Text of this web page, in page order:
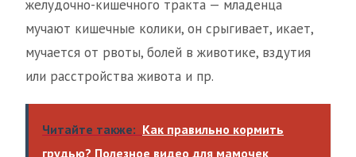
желудочно-кишечного тракта — младенца
мучают кишечные колики, он срыгивает, икает,
мучается от рвоты, болей в животике, вздутия
или расстройства живота и пр.
Читайте также: Как правильно кормить
грудью? Полезное видео для мамочек